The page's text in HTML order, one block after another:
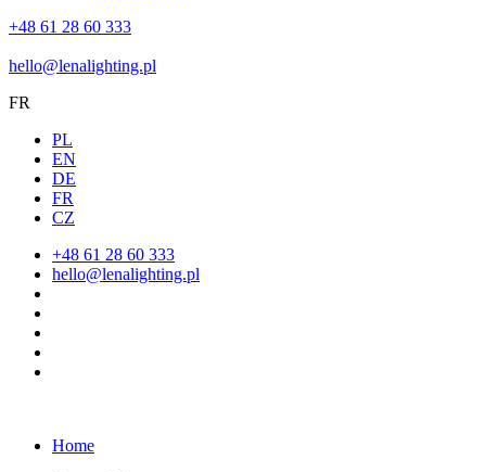
+48 61 28 60 333
hello@lenalighting.pl
FR
PL
EN
DE
FR
CZ
+48 61 28 60 333
hello@lenalighting.pl
Home